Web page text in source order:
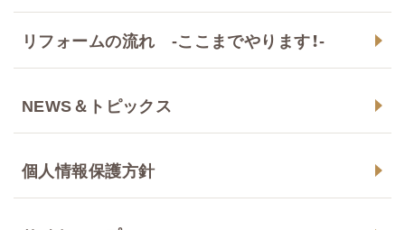
リフォームの流れ -ここまでやります！-
NEWS＆トピックス
個人情報保護方針